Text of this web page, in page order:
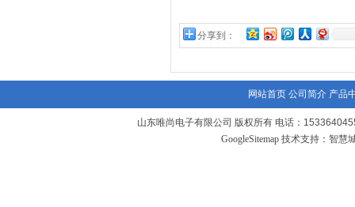
分享到：
网站首页 公司简介 产品
山东唯尚电子有限公司 版权所有 电话：
GoogleSitemap技术支持： 智慧